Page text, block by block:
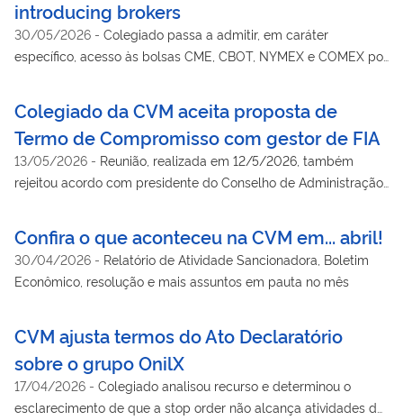
introducing brokers
30/05/2026 - Colegiado passa a admitir, em caráter
específico, acesso às bolsas CME, CBOT, NYMEX e COMEX por
Autarquia e análise futura da SMI
Colegiado da CVM aceita proposta de
Termo de Compromisso com gestor de FIA
13/05/2026 - Reunião, realizada em 12/5/2026, também
rejeitou acordo com presidente do Conselho de Administração
Confira o que aconteceu na CVM em... abril!
30/04/2026 - Relatório de Atividade Sancionadora, Boletim
Econômico, resolução e mais assuntos em pauta no mês
CVM ajusta termos do Ato Declaratório
sobre o grupo OnilX
17/04/2026 - Colegiado analisou recurso e determinou o
esclarecimento de que a stop order não alcança atividades de